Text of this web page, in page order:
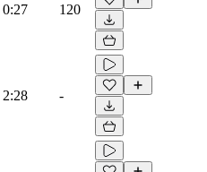
0:27 120
2:28 -